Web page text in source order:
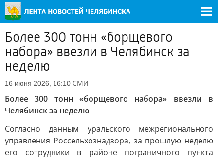
Более 300 тонн «борщевого
набора» ввезли в Челябинск за
неделю
16 июня 2026, 16:10 СМИ
Более 300 тонн «борщевого набора» ввезли в
Челябинск за неделю
Согласно данным уральского межрегионального
управления Россельхознадзора, за прошлую неделю
его сотрудники в районе пограничного пункта